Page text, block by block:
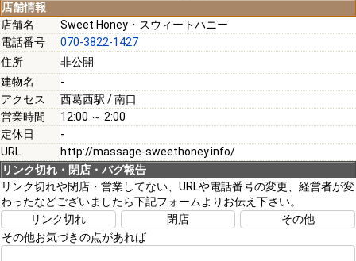
[必須]
[必須]
[必須]
注意事項
店舗情報
店舗名
Sweet Honey・スウィートハニー
電話番号
070-3822-1427
住所
非公開
建物名
-
アクセス
西葛西駅 / 南口
営業時間
12:00 ～ 2:00
定休日
-
URL
http://massage-sweethoney.info/
リンク切れ・閉店・バグ報告
リンク切れや閉店・営業してない、URLや電話番号の変更、経営者が変
わったなどございましたら下記フォームよりお伝え下さい。
リンク切れ
閉店
その他
その他お気づきの点があれば